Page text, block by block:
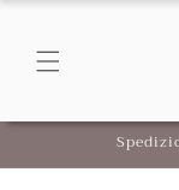
Vai
ai contenuti